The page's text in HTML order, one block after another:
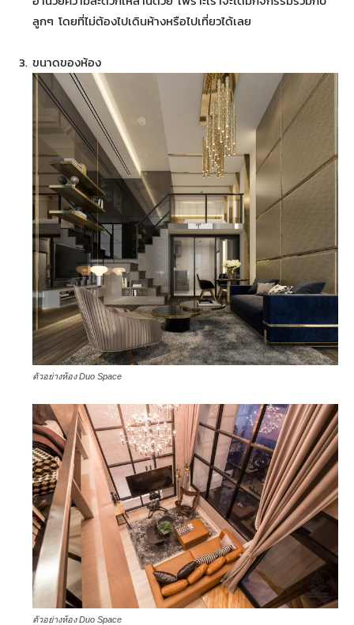
ลูกๆ โดยที่ไม่ต้องไปเดินห้างหรือไปเที่ยวได้เลย
ขนาดของห้อง
ตัวอย่างห้อง Duo Space
ตัวอย่างห้อง Duo Space